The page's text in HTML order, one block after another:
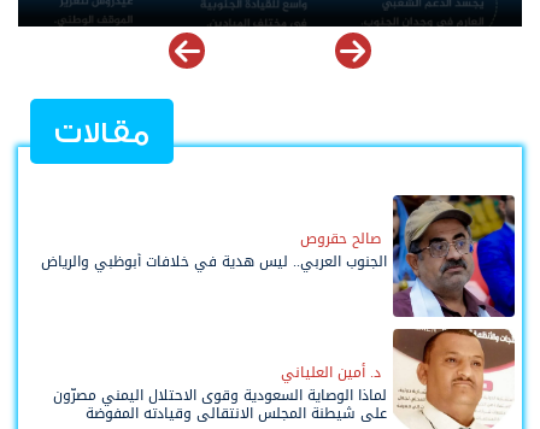
مقالات
صالح حقروص
الجنوب العربي.. ليس هدية في خلافات أبوظبي والرياض
د. أمين العلياني
لماذا الوصاية السعودية وقوى الاحتلال اليمني مصرّون
على شيطنة المجلس الانتقالي وقيادته المفوضة